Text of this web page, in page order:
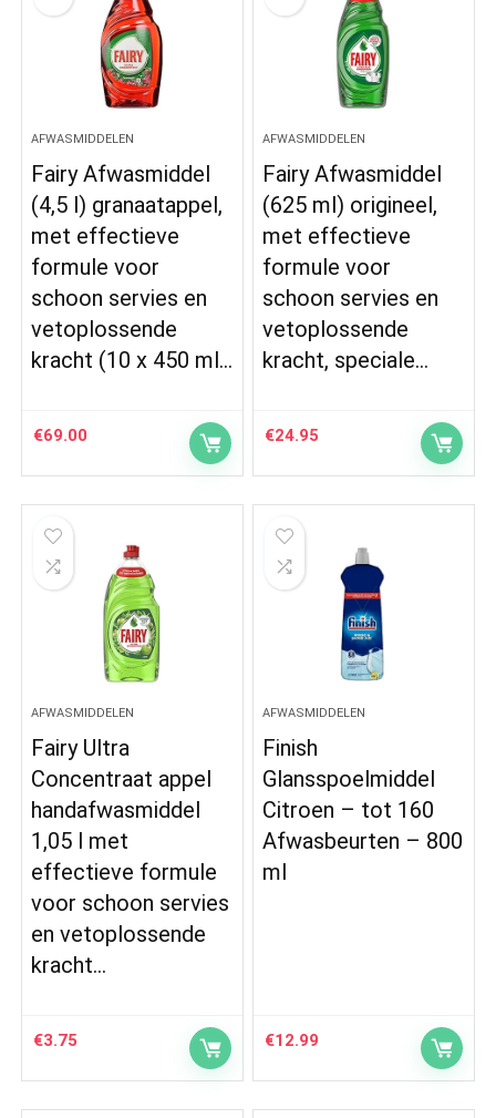
AFWASMIDDELEN
Fairy Afwasmiddel
(4,5 l) granaatappel,
met effectieve
formule voor
schoon servies en
vetoplossende
kracht (10 x 450 ml…
€69.00
AFWASMIDDELEN
Fairy Afwasmiddel
(625 ml) origineel,
met effectieve
formule voor
schoon servies en
vetoplossende
kracht, speciale…
€24.95
AFWASMIDDELEN
Fairy Ultra
Concentraat appel
handafwasmiddel
1,05 l met
effectieve formule
voor schoon servies
en vetoplossende
kracht…
€3.75
AFWASMIDDELEN
Finish
Glansspoelmiddel
Citroen – tot 160
Afwasbeurten – 800
ml
€12.99